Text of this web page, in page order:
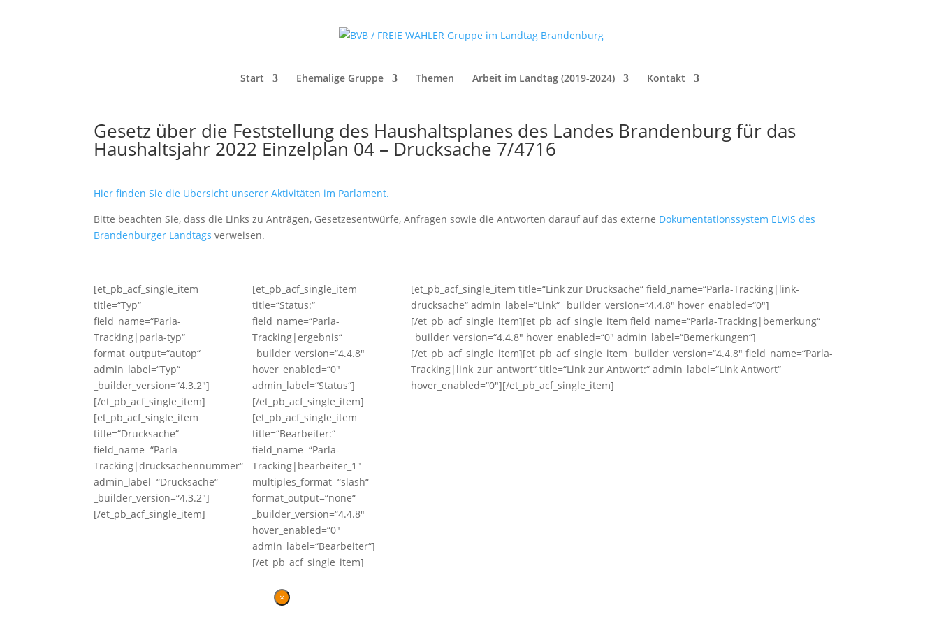
Start Ehemalige Gruppe Themen Arbeit im Landtag (2019-2024) Kontakt
Gesetz über die Feststellung des Haushaltsplanes des Landes Brandenburg für das
Haushaltsjahr 2022 Einzelplan 04 – Drucksache 7/4716
Hier finden Sie die Übersicht unserer Aktivitäten im Parlament.
Bitte beachten Sie, dass die Links zu Anträgen, Gesetzesentwürfe, Anfragen sowie die Antworten darauf auf das externe Dokumentationssystem ELVIS des
Brandenburger Landtags verweisen.
[et_pb_acf_single_item
title=“Typ“
field_name=“Parla-
Tracking|parla-typ“
format_output=“autop“
admin_label=“Typ“
_builder_version=“4.3.2″]
[/et_pb_acf_single_item]
[et_pb_acf_single_item
title=“Drucksache“
field_name=“Parla-
Tracking|drucksachennummer“
admin_label=“Drucksache“
_builder_version=“4.3.2″]
[/et_pb_acf_single_item]
[et_pb_acf_single_item
title=“Status:“
field_name=“Parla-
Tracking|ergebnis“
_builder_version=“4.4.8″
hover_enabled=“0″
admin_label=“Status“]
[/et_pb_acf_single_item]
[et_pb_acf_single_item
title=“Bearbeiter:“
field_name=“Parla-
Tracking|bearbeiter_1″
multiples_format=“slash“
format_output=“none“
_builder_version=“4.4.8″
hover_enabled=“0″
admin_label=“Bearbeiter“]
[/et_pb_acf_single_item]
[et_pb_acf_single_item title=“Link zur Drucksache“ field_name=“Parla-Tracking|link-
drucksache“ admin_label=“Link“ _builder_version=“4.4.8″ hover_enabled=“0″]
[/et_pb_acf_single_item][et_pb_acf_single_item field_name=“Parla-Tracking|bemerkung“
_builder_version=“4.4.8″ hover_enabled=“0″ admin_label=“Bemerkungen“]
[/et_pb_acf_single_item][et_pb_acf_single_item _builder_version=“4.4.8″ field_name=“Parla-
Tracking|link_zur_antwort“ title=“Link zur Antwort:“ admin_label=“Link Antwort“
hover_enabled=“0″][/et_pb_acf_single_item]
×